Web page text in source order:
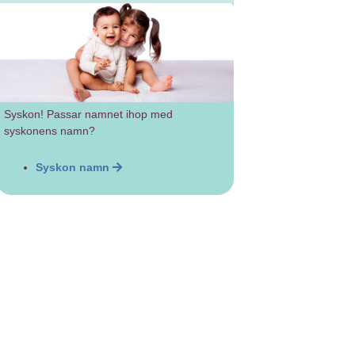
Syskon! Passar namnet ihop med
syskonens namn?
Syskon namn